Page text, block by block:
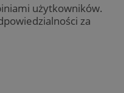
użytkowników.
za